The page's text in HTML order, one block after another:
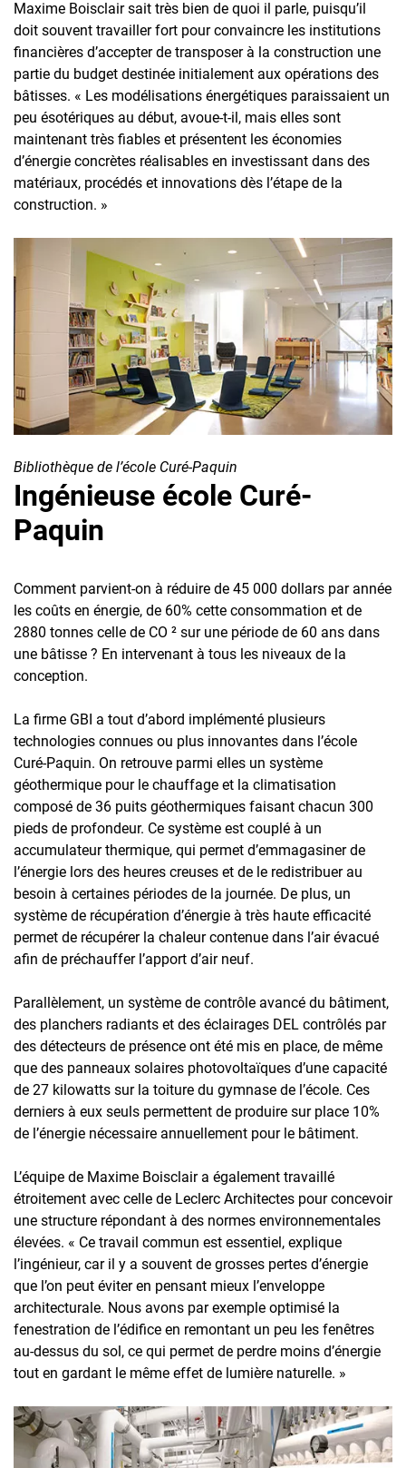
Maxime Boisclair sait très bien de quoi il parle, puisqu’il
doit souvent travailler fort pour convaincre les institutions
financières d’accepter de transposer à la construction une
partie du budget destinée initialement aux opérations des
bâtisses. « Les modélisations énergétiques paraissaient un
peu ésotériques au début, avoue-t-il, mais elles sont
maintenant très fiables et présentent les économies
d’énergie concrètes réalisables en investissant dans des
matériaux, procédés et innovations dès l’étape de la
construction. »
Bibliothèque de l’école Curé-Paquin
Ingénieuse école Curé-
Paquin
Comment parvient-on à réduire de 45 000 dollars par année
les coûts en énergie, de 60% cette consommation et de
2880 tonnes celle de CO ² sur une période de 60 ans dans
une bâtisse ? En intervenant à tous les niveaux de la
conception.
La firme GBI a tout d’abord implémenté plusieurs
technologies connues ou plus innovantes dans l’école
Curé-Paquin. On retrouve parmi elles un système
géothermique pour le chauffage et la climatisation
composé de 36 puits géothermiques faisant chacun 300
pieds de profondeur. Ce système est couplé à un
accumulateur thermique, qui permet d’emmagasiner de
l’énergie lors des heures creuses et de le redistribuer au
besoin à certaines périodes de la journée. De plus, un
système de récupération d’énergie à très haute efficacité
permet de récupérer la chaleur contenue dans l’air évacué
afin de préchauffer l’apport d’air neuf.
Parallèlement, un système de contrôle avancé du bâtiment,
des planchers radiants et des éclairages DEL contrôlés par
des détecteurs de présence ont été mis en place, de même
que des panneaux solaires photovoltaïques d’une capacité
de 27 kilowatts sur la toiture du gymnase de l’école. Ces
derniers à eux seuls permettent de produire sur place 10%
de l’énergie nécessaire annuellement pour le bâtiment.
L’équipe de Maxime Boisclair a également travaillé
étroitement avec celle de Leclerc Architectes pour concevoir
une structure répondant à des normes environnementales
élevées. « Ce travail commun est essentiel, explique
l’ingénieur, car il y a souvent de grosses pertes d’énergie
que l’on peut éviter en pensant mieux l’enveloppe
architecturale. Nous avons par exemple optimisé la
fenestration de l’édifice en remontant un peu les fenêtres
au-dessus du sol, ce qui permet de perdre moins d’énergie
tout en gardant le même effet de lumière naturelle. »